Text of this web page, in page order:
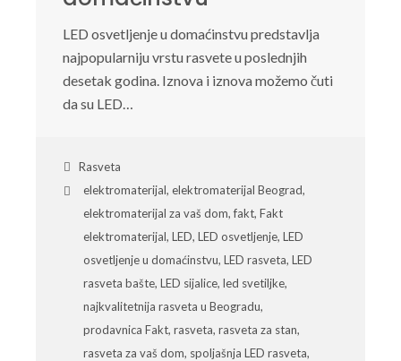
LED osvetljenje u domaćinstvu predstavlja
najpopularniju vrstu rasvete u poslednjih
desetak godina. Iznova i iznova možemo čuti
da su LED…
Rasveta
elektromaterijal, elektromaterijal Beograd,
elektromaterijal za vaš dom,fakt, Fakt
elektromaterijal, LED, LED osvetljenje, LED
osvetljenje u domaćinstvu, LED rasveta, LED
rasveta bašte, LED sijalice, led svetiljke,
najkvalitetnija rasveta u Beogradu,
prodavnica Fakt, rasveta, rasveta za stan,
rasveta za vaš dom, spoljašnja LED rasveta,